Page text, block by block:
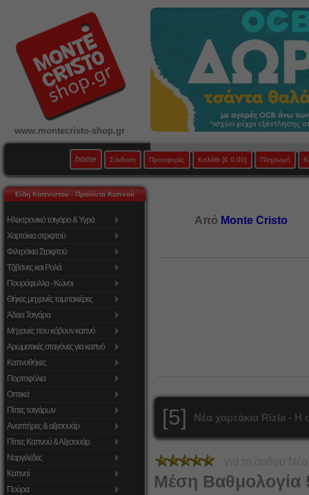
www.montecristo-shop.gr
home Σύνδεση Προσφορές Καλάθι [€ 0,00] Πληρωμή
Είδη Καπνιστού - Προϊόντα Καπνού
Ηλεκτρονικό τσιγάρο & Υγρά
Χαρτάκια στριφτού
Φιλτράκια Στριφτού
Τζιβάνες και Ρολά
Πουρόφυλλα - Κώνοι
Θήκες μηχανές ταμπακιέρες
Άδεια Τσιγάρα
Μηχανές που κόβουν καπνό
Αρωματικές σταγόνες για καπνό
Καπνοθήκες
Πορτοφόλια
Οπτικά
Πίπες τσιγάρων
Αναπτήρες & αξεσουάρ
Πίπες Καπνού & Αξεσουάρ
Ναργιλέδες
Καπνοί
Πούρα
Από Monte Cristo
[5] Νέα χαρτάκια Rizla - Η
Μέση Βαθμολογία